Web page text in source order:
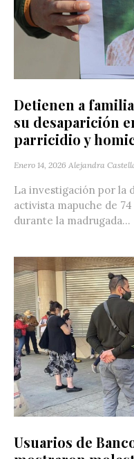
Detienen a
su desaparición
parricidio y
Enero 14, 2026 Alejandra
La investigación por la
activista mapuche de
durante la madrugada...
Usuarios de